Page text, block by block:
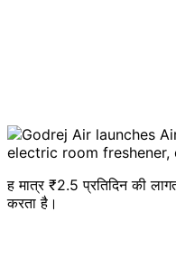
ह मात्र ₹2.5 प्रतिदिन की
करता है।